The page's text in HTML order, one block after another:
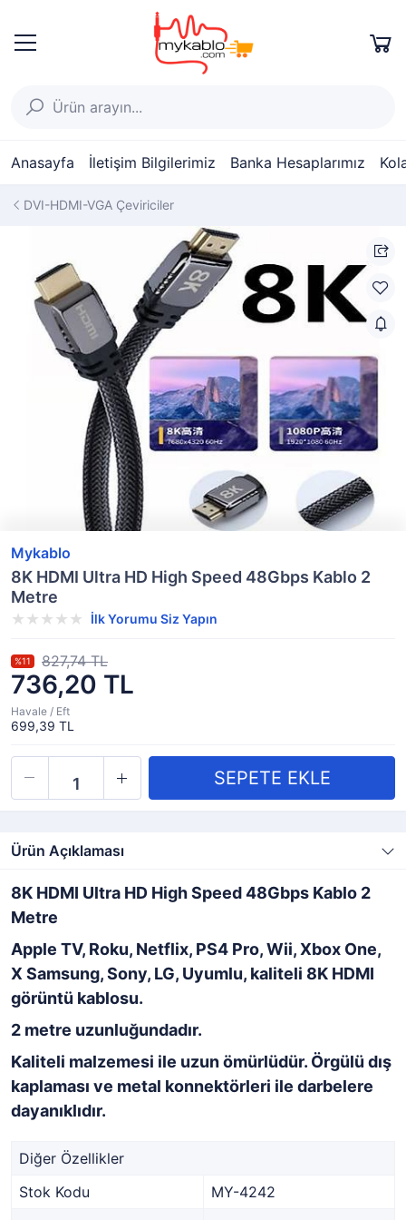
Anasayfa İletişim Bilgilerimiz Banka Hesaplarımız
DVI-HDMI-VGA Çeviriciler
Mykablo
8K HDMI Ultra HD High Speed 48Gbps Kablo 2
Metre
İlk Yorumu Siz Yapın
736,20 TL
%11 827,74 TL
Havale / Eft
699,39 TL
Ürün Açıklaması
8K HDMI Ultra HD High Speed 48Gbps Kablo 2
Metre
Apple TV, Roku, Netflix, PS4 Pro, Wii, Xbox One,
X Samsung, Sony, LG, Uyumlu, kaliteli 8K HDMI
görüntü kablosu.
2 metre uzunluğundadır.
Kaliteli malzemesi ile uzun ömürlüdür. Örgülü dış
kaplaması ve metal konnektörleri ile darbelere
dayanıklıdır.
Diğer Özellikler
Stok Kodu
MY-4242